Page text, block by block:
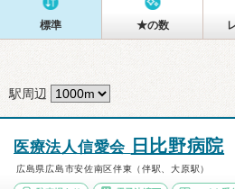
標準 ★の数
駅周辺
医療法人信愛会 日比野病院
広島県広島市安佐南区伴東（伴駅、大原駅）